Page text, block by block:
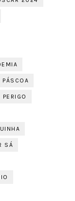
PÁSCOA
PERIGO
SÁ